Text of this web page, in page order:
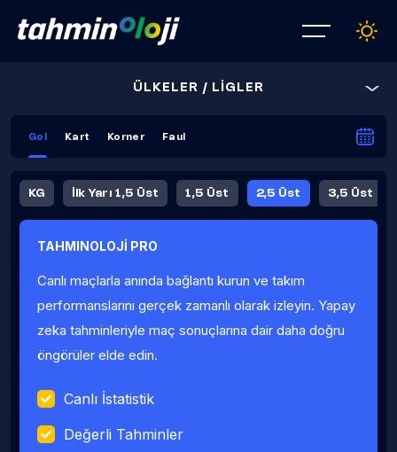
ÜLKELER / LİGLER
Gol Kart Korner Faul
KG İlk Yarı 1,5 Üst 1,5 Üst 2,5 Üst 3,5 Üst
Fauller Ortalama
TAHMINOLOJİ PRO
Canlı maçlarla anında bağlantı kurun ve takım
performanslarını gerçek zamanlı olarak izleyin. Yapay
zeka tahminleriyle maç sonuçlarına dair daha doğru
öngörüler elde edin.
Canlı İstatistik
Değerli Tahminler